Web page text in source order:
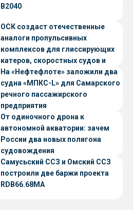
В2040
ОСК создаст отечественные
аналоги пропульсивных
комплексов для глиссирующих
катеров, скоростных судов и
судов с малой осадкой
На «Нефтефлоте» заложили два
судна «МПКС-L» для Самарского
речного пассажирского
предприятия
От одиночного дрона к
автономной акватории: зачем
России два новых полигона
судовождения
Самусьский ССЗ и Омский ССЗ
построили две баржи проекта
RDB66.68МА